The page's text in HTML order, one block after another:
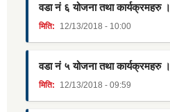
वडा नं ६ योजना तथा कार्यक्रमहरु ।
मिति: 12/13/2018 - 10:00
वडा नं ५ योजना तथा कार्यक्रमहरु ।
मिति: 12/13/2018 - 09:59